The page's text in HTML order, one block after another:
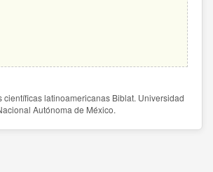
científicas latinoamericanas Biblat. Universidad
Autónoma de México.